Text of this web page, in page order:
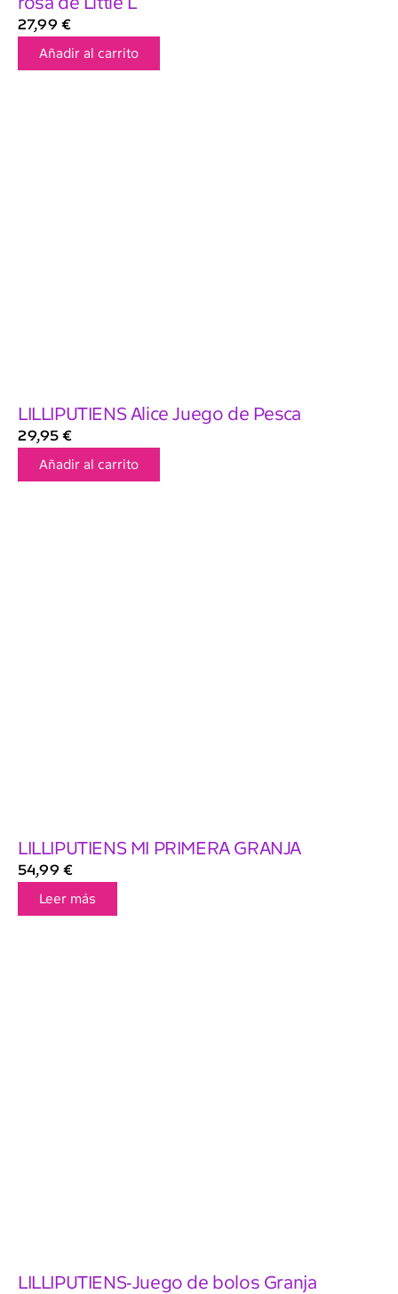
27,99 €
Añadir al carrito
LILLIPUTIENS Alice Juego de Pesca
29,95 €
Añadir al carrito
LILLIPUTIENS MI PRIMERA GRANJA
54,99 €
Leer más
LILLIPUTIENS-Juego de bolos Granja